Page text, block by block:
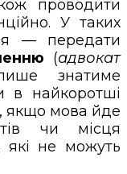
проводити
У таких
— передати
(адвокат
знатиме
в найкоротші
якщо мова йде
чи місця
не можуть